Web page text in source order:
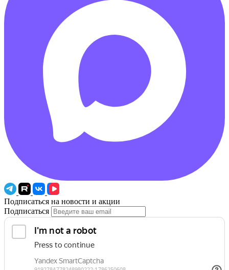
Подписаться на новости и акции
Подписаться